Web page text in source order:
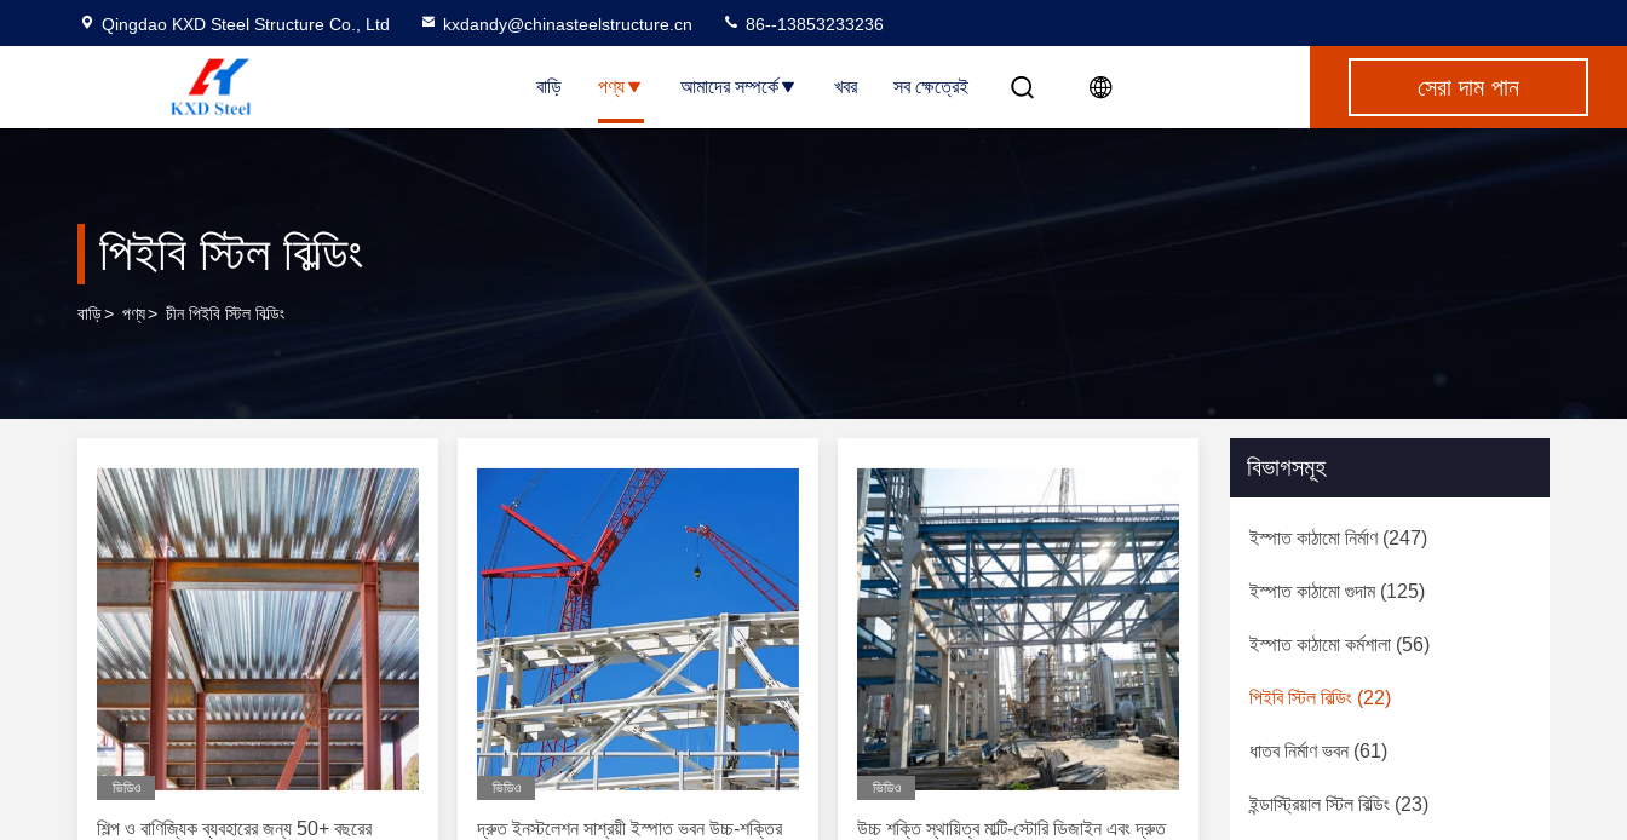
Qingdao KXD Steel Structure Co., Ltd kxdandy@chinasteelstructure.cn 86--13853233236
বাড়ি পণ্য আমাদের সম্পর্কে খবর সব ক্ষেত্রেই সেরা দাম পান
পিইবি স্টিল বিল্ডিং
বাড়ি> পণ্য> চীন পিইবি স্টিল বিল্ডিং
ভিডিও
শিল্প ও বাণিজ্যিক ব্যবহারের জন্য 50+ বছরের
ভিডিও
দ্রুত ইনস্টলেশন সাশ্রয়ী ইস্পাত ভবন উচ্চ-শক্তির
ভিডিও
উচ্চ শক্তি স্থায়িত্ব মাল্টি-স্টোরি ডিজাইন এবং দ্রুত
বিভাগসমূহ
ইস্পাত কাঠামো নির্মাণ(247)
ইস্পাত কাঠামো গুদাম(125)
ইস্পাত কাঠামো কর্মশালা (56)
পিইবি স্টিল বিল্ডিং (22)
ধাতব নির্মাণ ভবন (61)
ইন্ডাস্ট্রিয়াল স্টিল বিল্ডিং (23)